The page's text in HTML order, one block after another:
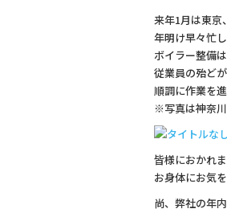
o
o
k
来年1月は東京
年明け早々忙
ボイラー整備
従業員の殆ど
順調に作業を進
※写真は神奈川
皆様におかれ
お身体にお気
尚、弊社の年